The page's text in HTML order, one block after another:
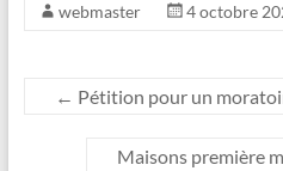
webmaster 4 octobre
← Pétition pour un
Maisons première